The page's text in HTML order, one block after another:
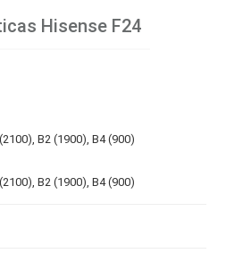
Hisense F24
B2 (1900), B4 (900)
B2 (1900), B4 (900)